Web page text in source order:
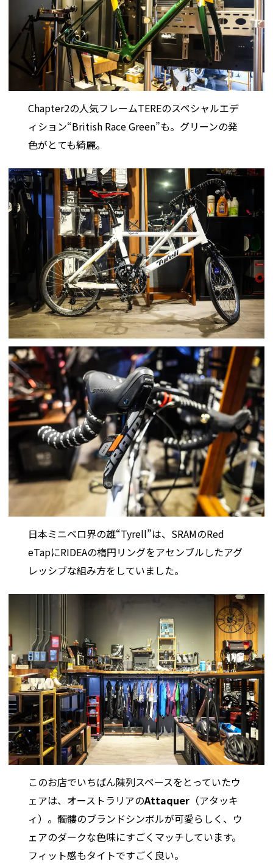
Chapter2の人気フレームTEREのスペシャルエデ
ィション“British Race Green”も。グリーンの発
色がとても綺麗。
日本ミニベロ界の雄“Tyrell”は、SRAMのRed
eTapにRIDEAの楕円リングをアセンブルしたアグ
レッシブな組み方をしていました。
このお店でいちばん陳列スペースをとっていたウ
ェアは、オーストラリアのAttaquer （アタッキ
ィ）。髑髏のブランドシンボルが可愛らしく、ウ
ェアのダークな色味にすごくマッチしています。
フィット感もタイトですごく良い。